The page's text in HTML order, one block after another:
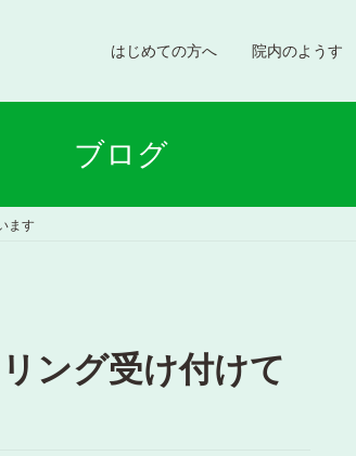
はじめての方へ 院内のようす
ブログ
ます
ング受け付けて